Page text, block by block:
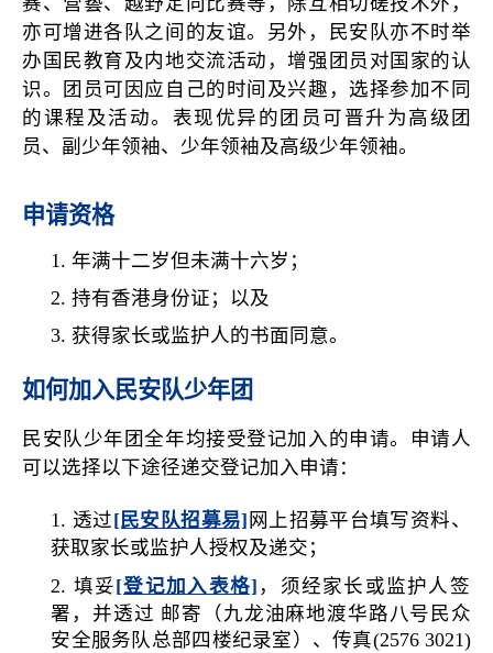
亦可增进各队之间的友谊。另外，民安队亦不时举
办国民教育及内地交流活动，增强团员对国家的认
识。团员可因应自己的时间及兴趣，选择参加不同
的课程及活动。表现优异的团员可晋升为高级团
员、副少年领袖、少年领袖及高级少年领袖。
申请资格
年满十二岁但未满十六岁；
持有香港身份证；以及
获得家长或监护人的书面同意。
如何加入民安队少年团
民安队少年团全年均接受登记加入的申请。申请人
可以选择以下途径递交登记加入申请：
透过[民安队招募易] 网上招募平台填写资料、
获取家长或监护人授权及递交；
填妥[登记加入表格] ，须经家长或监护人签
署，并透过 邮寄（九龙油麻地渡华路八号民众
安全服务队总部四楼纪录室）、传真(2576 3021)